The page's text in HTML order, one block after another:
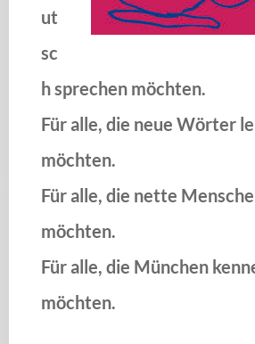
ut
sc
h sprechen möchten.
Für alle, die neue Wörter
möchten.
Für alle, die nette
möchten.
Für alle, die München
möchten.